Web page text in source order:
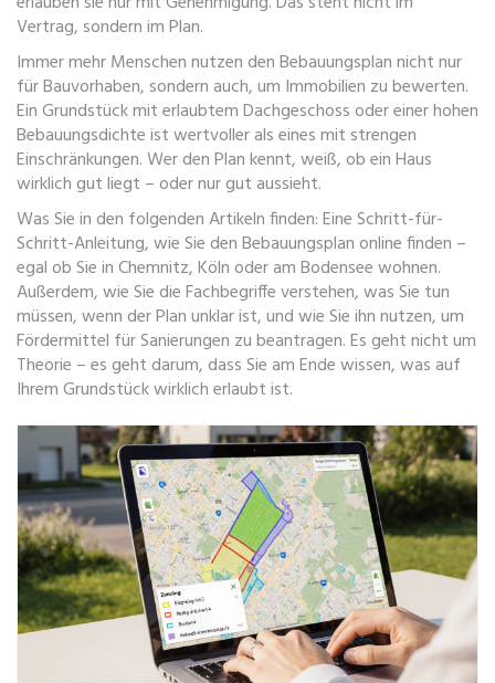
Vertrag, sondern im Plan.
Immer mehr Menschen nutzen den Bebauungsplan nicht nur
für Bauvorhaben, sondern auch, um Immobilien zu bewerten.
Ein Grundstück mit erlaubtem Dachgeschoss oder einer hohen
Bebauungsdichte ist wertvoller als eines mit strengen
Einschränkungen. Wer den Plan kennt, weiß, ob ein Haus
wirklich gut liegt – oder nur gut aussieht.
Was Sie in den folgenden Artikeln finden: Eine Schritt-für-
Schritt-Anleitung, wie Sie den Bebauungsplan online finden –
egal ob Sie in Chemnitz, Köln oder am Bodensee wohnen.
Außerdem, wie Sie die Fachbegriffe verstehen, was Sie tun
müssen, wenn der Plan unklar ist, und wie Sie ihn nutzen, um
Fördermittel für Sanierungen zu beantragen. Es geht nicht um
Theorie – es geht darum, dass Sie am Ende wissen, was auf
Ihrem Grundstück wirklich erlaubt ist.